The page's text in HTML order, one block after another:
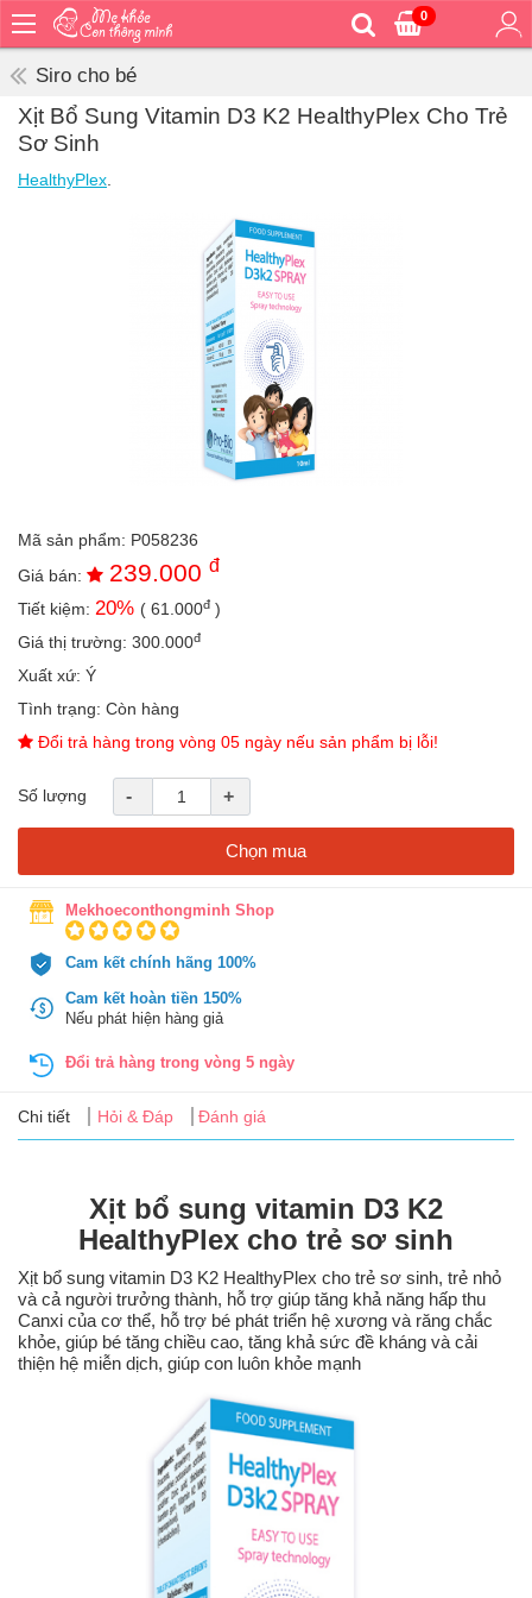
0
Bé
ăn
vệ
an
toàn
Bé
tắm
Bé
mà
học
cho
bố
dùng
nhà
Tin
Siro cho bé
Xịt Bổ Sung Vitamin D3 K2 HealthyPlex Cho Trẻ
Sơ Sinh
HealthyPlex
Mã sản phẩm: P058236
Giá bán:
239.000 đ
Tiết kiệm: 20% ( 61.000đ )
Giá thị trường: 300.000đ
Xuất xứ: Ý
Tình trạng: Còn hàng
Đổi trả hàng trong vòng 05 ngày nếu sản phẩm bị lỗi!
Số lượng - +
Chọn mua
Mekhoeconthongminh Shop
Cam kết chính hãng 100%
Cam kết hoàn tiền 150%
Nếu phát hiện hàng giả
Đổi trả hàng trong vòng 5 ngày
Chi tiết Hỏi & Đáp Đánh giá
Xịt bổ sung vitamin D3 K2
HealthyPlex cho trẻ sơ sinh
Xịt bổ sung vitamin D3 K2 HealthyPlex cho trẻ sơ sinh, trẻ nhỏ
và cả người trưởng thành, hỗ trợ giúp tăng khả năng hấp thu
Canxi của cơ thể, hỗ trợ bé phát triển hệ xương và răng chắc
khỏe, giúp bé tăng chiều cao, tăng khả sức đề kháng và cải
thiện hệ miễn dịch, giúp con luôn khỏe mạnh